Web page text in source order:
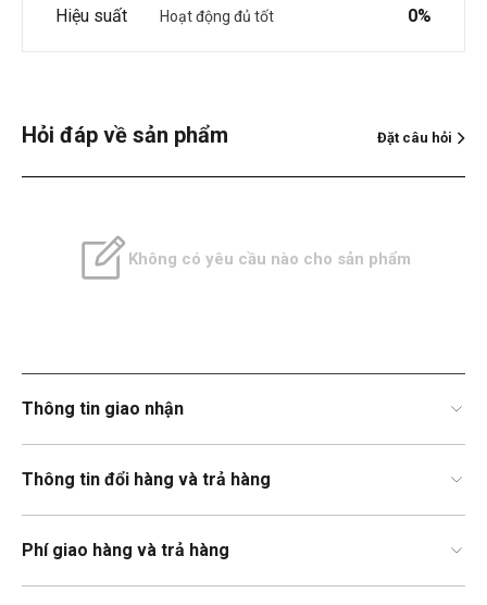
Hiệu suất Hoạt động đủ tốt 0%
Hỏi đáp về sản phẩm Đặt câu hỏi
Không có yêu cầu nào cho sản phẩm
Thông tin giao nhận
Thông tin đổi hàng và trả hàng
Phí giao hàng và trả hàng